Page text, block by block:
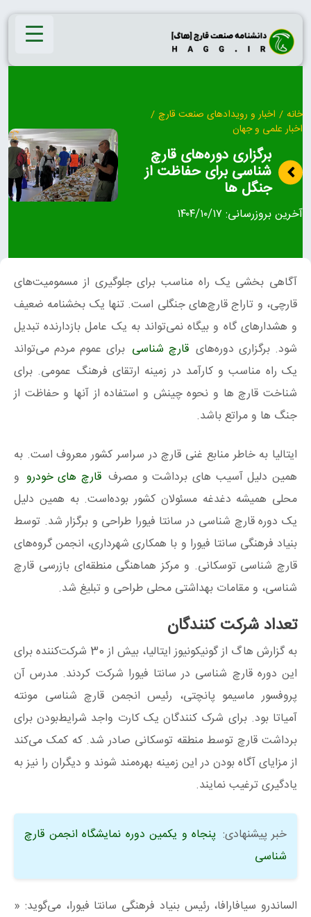
Skip
content
خانه / اخبار و رویدادهای صنعت قارچ /
اخبار علمی و جهان
برگزاری دوره‌های قارچ‌
شناسی برای حفاظت از
جنگل ها
آخرین بروزرسانی: ۱۴۰۴/۱۰/۱۷
آگاهی بخشی یک راه مناسب برای جلوگیری از مسمومیت‌های
قارچی، و تاراج قارچ‌های جنگلی است. تنها یک بخشنامه ضعیف
و هشدارهای گاه و بیگاه نمی‌تواند به یک عامل بازدارنده تبدیل
شود. برگزاری دوره‌های قارچ‌ شناسی برای عموم مردم می‌تواند
یک راه مناسب و کارآمد در زمینه ارتقای فرهنگ عمومی. برای
شناخت قارچ ها و نحوه چینش و استفاده از آنها و حفاظت از
جنگ ها و مراتع باشد.
ایتالیا به خاطر منابع غنی قارچ در سراسر کشور معروف است. به
همین دلیل آسیب های برداشت و مصرف قارچ های خودرو و
محلی همیشه دغدغه مسئولان کشور بوده‌است. به همین دلیل
یک دوره قارچ‌ شناسی در سانتا فیورا طراحی و برگزار شد. توسط
بنیاد فرهنگی سانتا فیورا و با همکاری شهرداری، انجمن گروه‌های
قارچ‌ شناسی توسکانی. و مرکز هماهنگی منطقه‌ای بازرسی قارچ
شناسی، و مقامات بهداشتی محلی طراحی و تبلیغ شد.
تعداد شرکت کنندگان
به گزارش هاگ از گونیکونیوز ایتالیا، بیش از 30 شرکت‌کننده برای
این دوره قارچ‌ شناسی در سانتا فیورا شرکت کردند. مدرس آن
پروفسور ماسیمو پانچتی، رئیس انجمن قارچ شناسی مونته
آمیاتا بود. برای شرک‌ کنندگان یک کارت واجد شرایط‌بودن برای
برداشت قارچ توسط منطقه توسکانی صادر شد. که کمک می‌کند
از مزایای آگاه بودن در این زمینه بهره‌مند شوند و دیگران را نیز به
یادگیری ترغیب نمایند.
خبر پیشنهادی: پنجاه و یکمین دوره نمایشگاه انجمن قارچ
شناسی
الساندرو سیافارافا، رئیس بنیاد فرهنگی سانتا فیورا، می‌گوید: «